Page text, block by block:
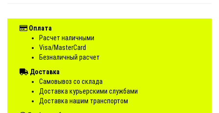
Оплата
Расчет наличными
Visa/MasterCard
Безналичный расчет
Доставка
Самовывоз со склада
Доставка курьерскими службами
Доставка нашим транспортом